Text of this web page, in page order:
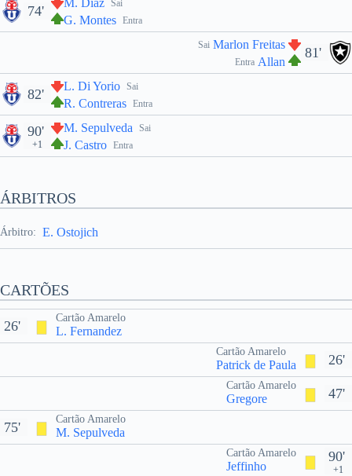
Sai
M. Díaz
Entra
G. Montes
74'
81'
Sai Marlon Freitas
Entra Allan
Sai
L. Di Yorio
Entra
R. Contreras
82'
Sai
M. Sepulveda
Entra
J. Castro
90'
+1
ÁRBITROS
Árbitro: E. Ostojich
CARTÕES
Cartão Amarelo
L. Fernandez
26'
26'
Cartão Amarelo
Patrick de Paula
47'
Cartão Amarelo
Gregore
Cartão Amarelo
M. Sepulveda
75'
90'
+1
Cartão Amarelo
Jeffinho